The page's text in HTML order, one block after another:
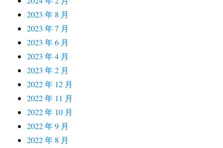
2023 年 8 月
2023 年 7 月
2023 年 6 月
2023 年 4 月
2023 年 2 月
2022 年 12 月
2022 年 11 月
2022 年 10 月
2022 年 9 月
2022 年 8 月